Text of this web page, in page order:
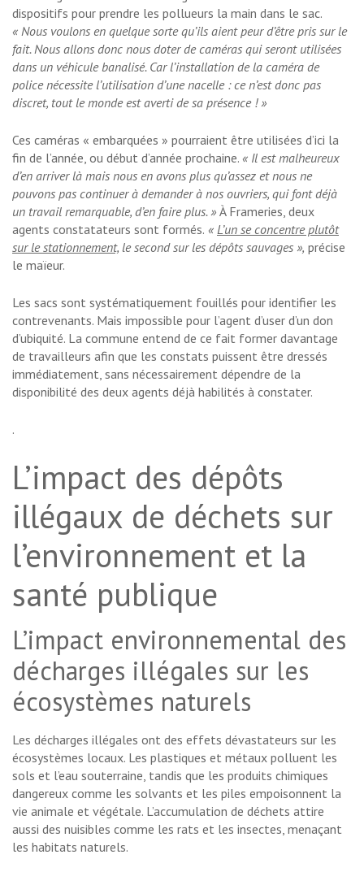
dispositifs pour prendre les pollueurs la main dans le sac.
« Nous voulons en quelque sorte qu’ils aient peur d’être pris sur le
fait. Nous allons donc nous doter de caméras qui seront utilisées
dans un véhicule banalisé. Car l’installation de la caméra de
police nécessite l’utilisation d’une nacelle : ce n’est donc pas
discret, tout le monde est averti de sa présence ! »
Ces caméras « embarquées » pourraient être utilisées d’ici la
fin de l’année, ou début d’année prochaine. « Il est malheureux
d’en arriver là mais nous en avons plus qu’assez et nous ne
pouvons pas continuer à demander à nos ouvriers, qui font déjà
un travail remarquable, d’en faire plus. » À Frameries, deux
agents constatateurs sont formés. « L’un se concentre plutôt
sur le stationnement, le second sur les dépôts sauvages », précise
le maïeur.
Les sacs sont systématiquement fouillés pour identifier les
contrevenants. Mais impossible pour l’agent d’user d’un don
d’ubiquité. La commune entend de ce fait former davantage
de travailleurs afin que les constats puissent être dressés
immédiatement, sans nécessairement dépendre de la
disponibilité des deux agents déjà habilités à constater.
.
L’impact des dépôts
illégaux de déchets sur
l’environnement et la
santé publique
L’impact environnemental des
décharges illégales sur les
écosystèmes naturels
Les décharges illégales ont des effets dévastateurs sur les
écosystèmes locaux. Les plastiques et métaux polluent les
sols et l’eau souterraine, tandis que les produits chimiques
dangereux comme les solvants et les piles empoisonnent la
vie animale et végétale. L’accumulation de déchets attire
aussi des nuisibles comme les rats et les insectes, menaçant
les habitats naturels.